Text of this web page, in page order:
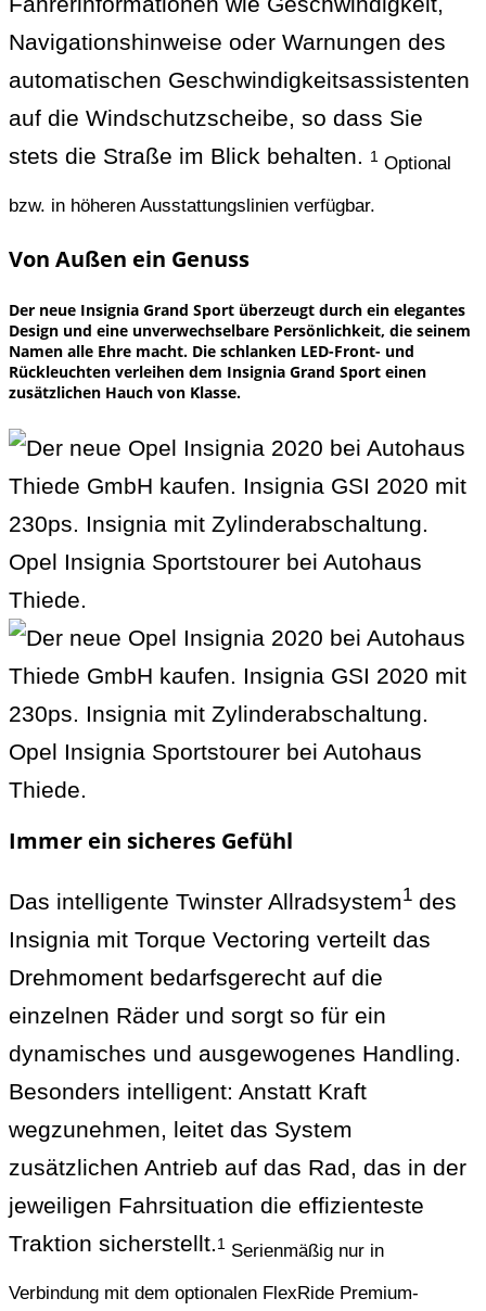
Navigationshinweise oder Warnungen des
automatischen Geschwindigkeitsassistenten
auf die Windschutzscheibe, so dass Sie
stets die Straße im Blick behalten. 1 Optional
bzw. in höheren Ausstattungslinien verfügbar.
Von Außen ein Genuss
Der neue Insignia Grand Sport überzeugt durch ein elegantes
Design und eine unverwechselbare Persönlichkeit, die seinem
Namen alle Ehre macht. Die schlanken LED-Front- und
Rückleuchten verleihen dem Insignia Grand Sport einen
zusätzlichen Hauch von Klasse.
Immer ein sicheres Gefühl
Das intelligente Twinster Allradsystem1 des
Insignia mit Torque Vectoring verteilt das
Drehmoment bedarfsgerecht auf die
einzelnen Räder und sorgt so für ein
dynamisches und ausgewogenes Handling.
Besonders intelligent: Anstatt Kraft
wegzunehmen, leitet das System
zusätzlichen Antrieb auf das Rad, das in der
jeweiligen Fahrsituation die effizienteste
Traktion sicherstellt.1 Serienmäßig nur in
Verbindung mit dem optionalen FlexRide Premium-